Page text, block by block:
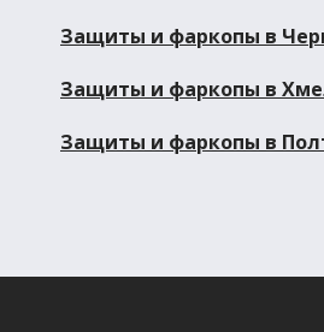
Защиты и фаркопы в
Защиты и фаркопы в
Защиты и фаркопы в